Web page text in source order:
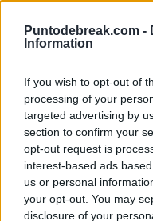
Puntodebreak.com -
Information
If you wish to opt-out of
processing of your
targeted advertising by
section to confirm your
opt-out request is
interest-based ads
us or personal
your opt-out. You may
disclosure of your
Image
Andre
Carlos
晰和沟通
西班牙人的不适一直